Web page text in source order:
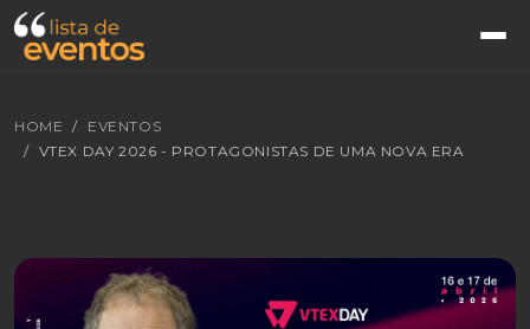
HOME
EVENTOS
VTEX DAY 2026 - PROTAGONISTAS DE UMA NOVA ERA